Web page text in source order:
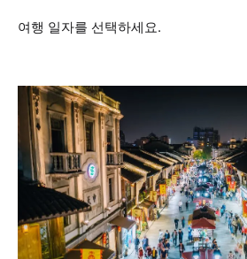
여행 일자를 선택하세요.